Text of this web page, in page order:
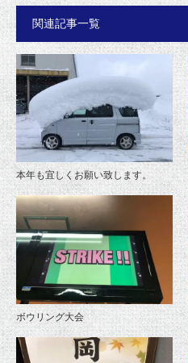
関連記事一覧
本年も宜しくお願い致します。
ボウリング大会